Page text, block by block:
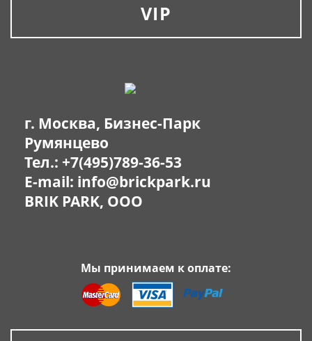
VIP
г. Москва, Бизнес-Парк
Румянцево
Тел.: +7(495)789-36-53
E-mail: info@brickpark.ru
BRIK PARK, OOO
Мы принимаем к оплате: